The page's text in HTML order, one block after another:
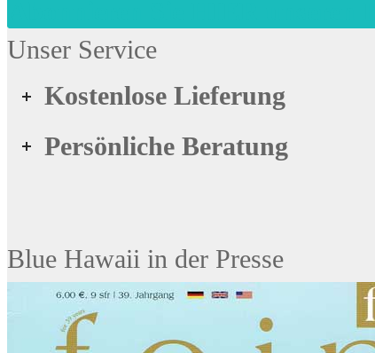
Unser Service
Kostenlose Lieferung
Persönliche Beratung
Blue Hawaii in der Presse